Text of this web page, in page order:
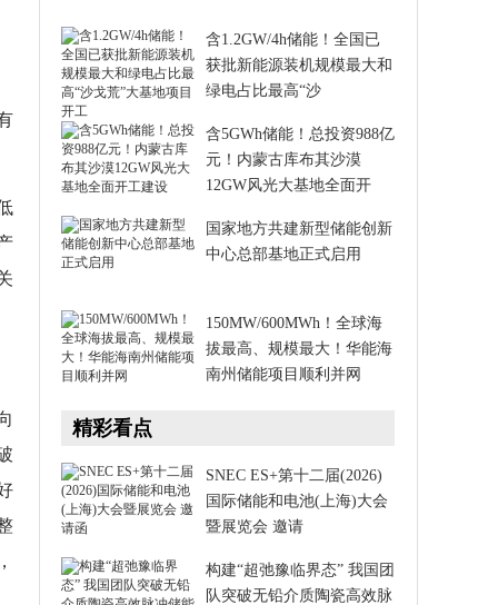
含1.2GW/4h储能！全国已
获批新能源装机规模最大和
绿电占比最高“沙
含5GWh储能！总投资988亿
元！内蒙古库布其沙漠
12GW风光大基地全面开
国家地方共建新型储能创新
中心总部基地正式启用
150MW/600MWh！全球海
拔最高、规模最大！华能海
南州储能项目顺利并网
精彩看点
SNEC ES+第十二届(2026)
国际储能和电池(上海)大会
暨展览会 邀请
构建“超弛豫临界态” 我国团
队突破无铅介质陶瓷高效脉